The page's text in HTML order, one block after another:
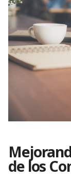
de los